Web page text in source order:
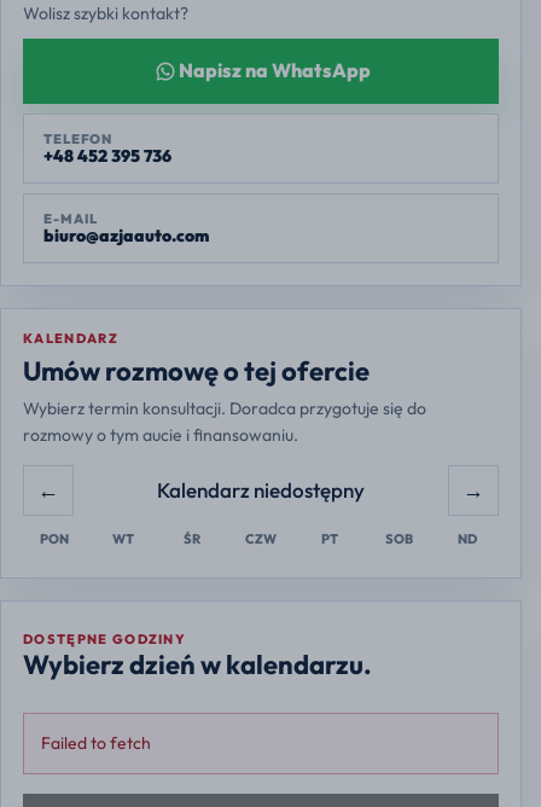
Wolisz szybki kontakt?
Napisz na WhatsApp
TELEFON
+48 452 395 736
E-MAIL
biuro@azjaauto.com
KALENDARZ
Umów rozmowę o tej ofercie
Wybierz termin konsultacji. Doradca przygotuje się do
rozmowy o tym aucie i finansowaniu.
Europe/Warsaw
← Kalendarz niedostępny →
PON WT ŚR CZW PT SOB ND
DOSTĘPNE GODZINY
Wybierz dzień w kalendarzu.
Failed to fetch